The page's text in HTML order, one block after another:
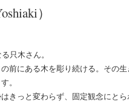
）
只木さん。
前にある木を彫り続ける。その
。
きっと変わらず、固定観念にと